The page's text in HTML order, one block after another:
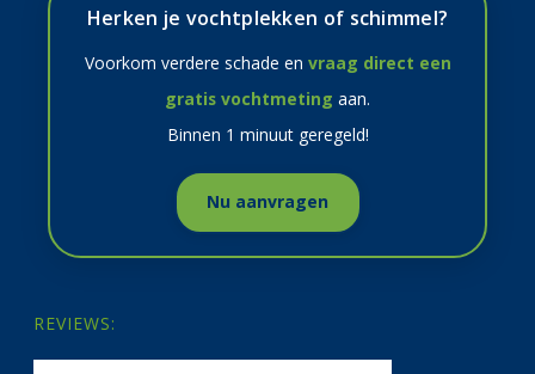
Herken je vochtplekken of schimmel?
Voorkom verdere schade en vraag direct een
gratis vochtmeting aan.
Binnen 1 minuut geregeld!
Nu aanvragen
REVIEWS: